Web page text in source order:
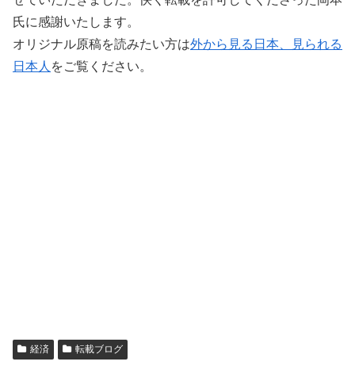
氏に感謝いたします。
オリジナル原稿を読みたい方は外から見る日本、見られる
日本人 をご覧ください。
経済 転載ブログ